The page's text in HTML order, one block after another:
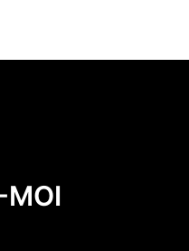
MOI